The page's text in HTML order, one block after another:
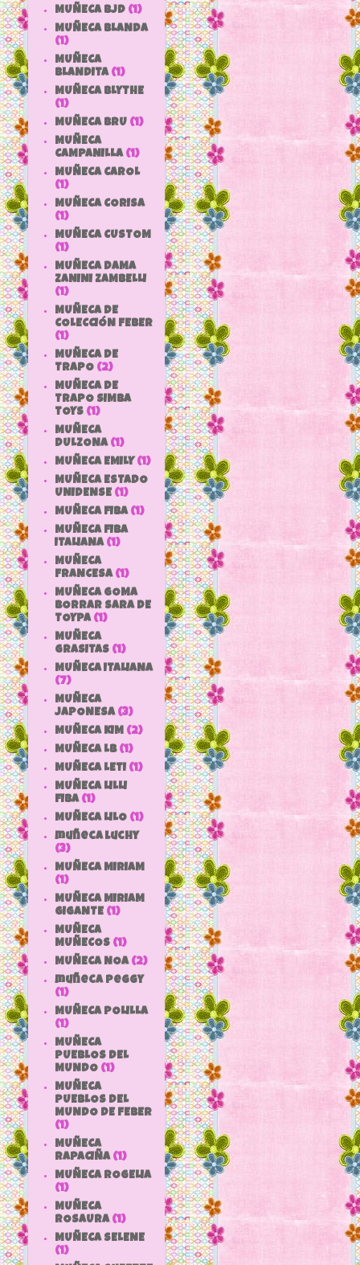
MUÑECA BJD (1)
MUÑECA BLANDA
(1)
MUÑECA
BLANDITA (1)
MUÑECA BLYTHE
(1)
MUÑECA BRU (1)
MUÑECA
CAMPANILLA (1)
MUÑECA CAROL
(1)
MUÑECA CORISA
(1)
MUÑECA CUSTOM
(1)
MUÑECA DAMA
ZANINI ZAMBELLI
(1)
MUÑECA DE
COLECCIÓN FEBER
(1)
MUÑECA DE
TRAPO (2)
MUÑECA DE
TRAPO SIMBA
TOYS (1)
MUÑECA
DULZONA (1)
MUÑECA EMILY (1)
MUÑECA ESTADO
UNIDENSE (1)
MUÑECA FIBA (1)
MUÑECA FIBA
ITALIANA (1)
MUÑECA
FRANCESA (1)
MUÑECA GOMA
BORRAR SARA DE
TOYPA (1)
MUÑECA
GRASITAS (1)
MUÑECA ITALIANA
(7)
MUÑECA
JAPONESA (3)
MUÑECA KIM (2)
MUÑECA LB (1)
MUÑECA LETI (1)
MUÑECA LILLI
FIBA (1)
MUÑECA LILO (1)
muñeca luchy
(3)
MUÑECA MIRIAM
(1)
MUÑECA MIRIAM
GIGANTE (1)
MUÑECA
MUÑECOS (1)
MUÑECA NOA (2)
muñeca peggy
(1)
MUÑECA POLILLA
(1)
MUÑECA
PUEBLOS DEL
MUNDO (1)
MUÑECA
PUEBLOS DEL
MUNDO DE FEBER
(1)
MUÑECA
RAPACIÑA (1)
MUÑECA ROGELIA
(1)
MUÑECA
ROSAURA (1)
MUÑECA SELENE
(1)